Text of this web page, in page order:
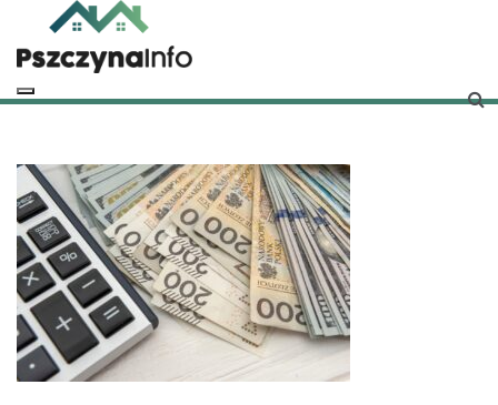
content
pszczynainfo.pl
Twoje źródło informacji o Pszczynie